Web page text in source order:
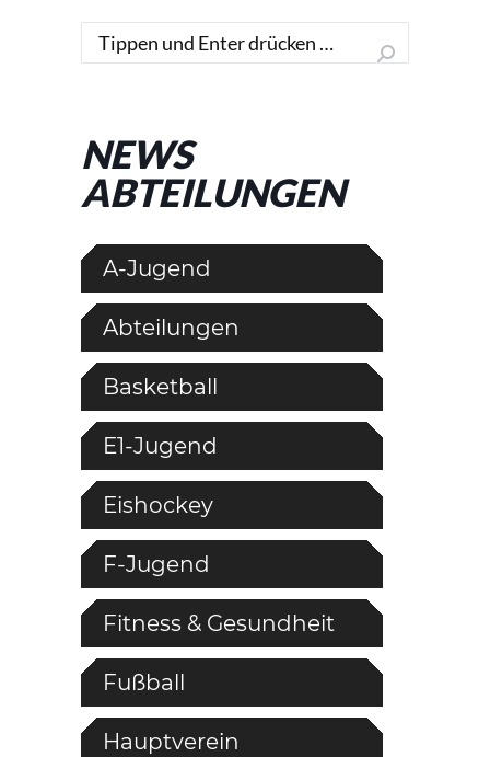
Search:
NEWS
ABTEILUNGEN
A-Jugend
Abteilungen
Basketball
E1-Jugend
Eishockey
F-Jugend
Fitness & Gesundheit
Fußball
Hauptverein